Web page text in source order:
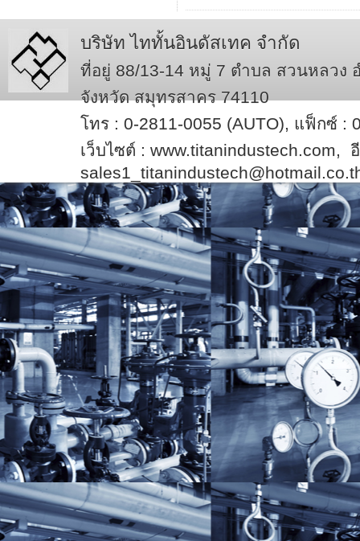
บริษัท ไททั้นอินดัสเทค จำกัด
ที่อยู่ 88/13-14 หมู่ 7 ตำบล สวนหลวง
จังหวัด สมุทรสาคร 74110
โทร : 0-2811-0055 (AUTO), แฟ็กซ์ :
เว็บไซต์ : www.titanindustech.com,